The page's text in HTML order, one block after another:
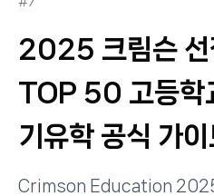
2025 크림슨 선
TOP 50 고등학
기유학 공식 가
Crimson Education 2025